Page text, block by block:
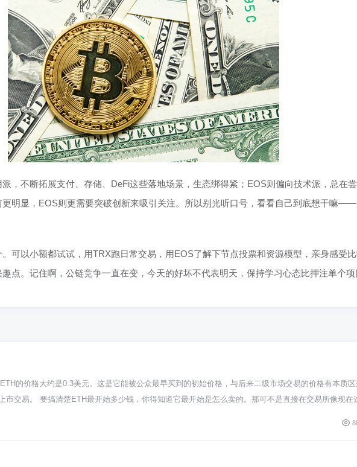
，不断拓展支付、存储、DeFi这些落地场景，生态绑得紧；EOS则偏向技术派，总在
明显，EOS则更需要突破创新来吸引关注。所以别光听口号，看看自己到底想干嘛
可以小额都试试，用TRX跑日常交易，用EOS了解下节点投票和资源模型，亲身感受
点。记住啊，公链竞争一直在变，今天的好坏不代表明天，保持学习心态比押注单个项
的价格大约是0.3美元。这是它能被公众最早买到的初始价格，与后来二级市场交易的价格有本质
交易。 要搞清楚ETH最开始多少钱，你得知道它最开始是怎么卖的。那可不是直接在交易所像现在
天。那会儿你用比特币去买ETH，大约1个比特币能换到2000个ETH。按当时比特币价格折算下来，一
，你可以理解为出厂价。 这个三毛钱的门槛价，对于后来涨到几千美金一个的ETH来说，简直像做梦
ETH上了交易所之后，价格那就是市场说了算了，跟最初的0.3美元就没直接关系了。刚上线那会儿